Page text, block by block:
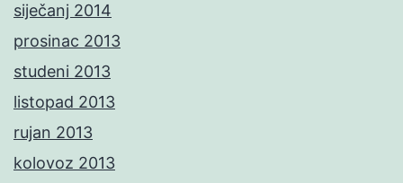
siječanj 2014
prosinac 2013
studeni 2013
listopad 2013
rujan 2013
kolovoz 2013